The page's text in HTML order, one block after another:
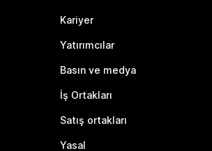
Kariyer
Yatırımcılar
Basın ve medya
İş Ortakları
Satış ortakları
Yasal